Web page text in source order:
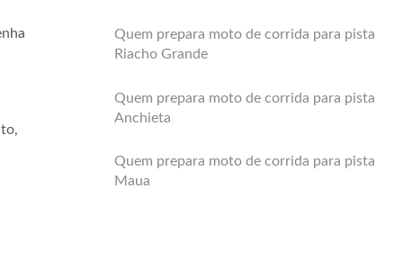
Quem prepara moto de corrida para pista
Riacho Grande
Quem prepara moto de corrida para pista
Anchieta
Quem prepara moto de corrida para pista
Maua